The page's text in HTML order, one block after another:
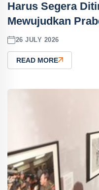
Harus Segera
Mewujudkan
26 JULY 2026
READ MORE